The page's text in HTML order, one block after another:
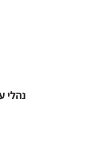
נהלי